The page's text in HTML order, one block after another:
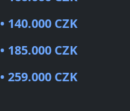
140.000 CZK
185.000 CZK
259.000 CZK